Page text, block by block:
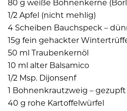
80 g weiße Bohnenkerne
1/2 Apfel (nicht mehlig)
4 Scheiben Bauchspeck –
15g fein gehackter
50 ml Traubenkernöl
10 ml alter Balsamico
1/2 Msp. Dijonsenf
1 Bohnenkrautzweig – gezupft
40 g rohe Kartoffelwürfel